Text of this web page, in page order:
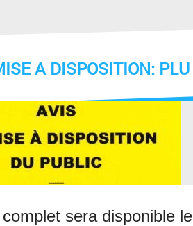
A DISPOSITION: PLU
sera disponible le